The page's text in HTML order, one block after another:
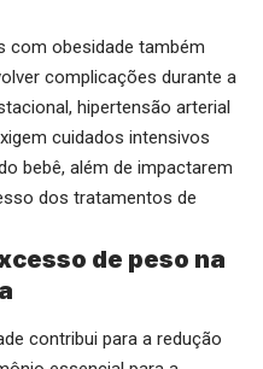
com obesidade também
complicações durante a
hipertensão arterial
cuidados intensivos
bebê, além de impactarem
dos tratamentos de
de peso na
contribui para a redução